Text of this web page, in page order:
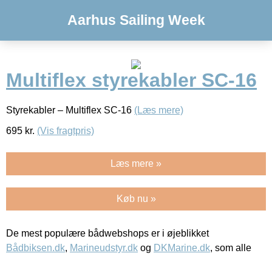
Aarhus Sailing Week
Multiflex styrekabler SC-16
Styrekabler – Multiflex SC-16 (Læs mere)
695 kr. (Vis fragtpris)
Læs mere »
Køb nu »
De mest populære bådwebshops er i øjeblikket
Bådbiksen.dk, Marineudstyr.dk og DKMarine.dk, som alle